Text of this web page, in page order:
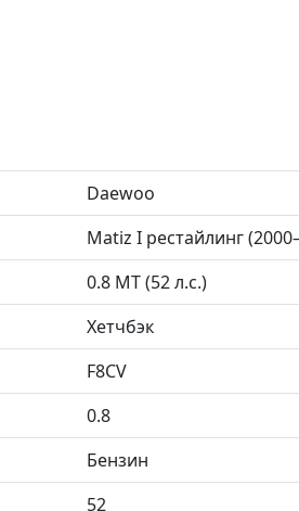
Daewoo
Matiz I рестайлинг
0.8 MT (52 л.с.)
Хетчбэк
F8CV
0.8
Бензин
52